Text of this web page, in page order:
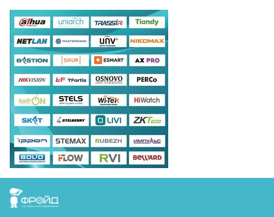
FreudGroup